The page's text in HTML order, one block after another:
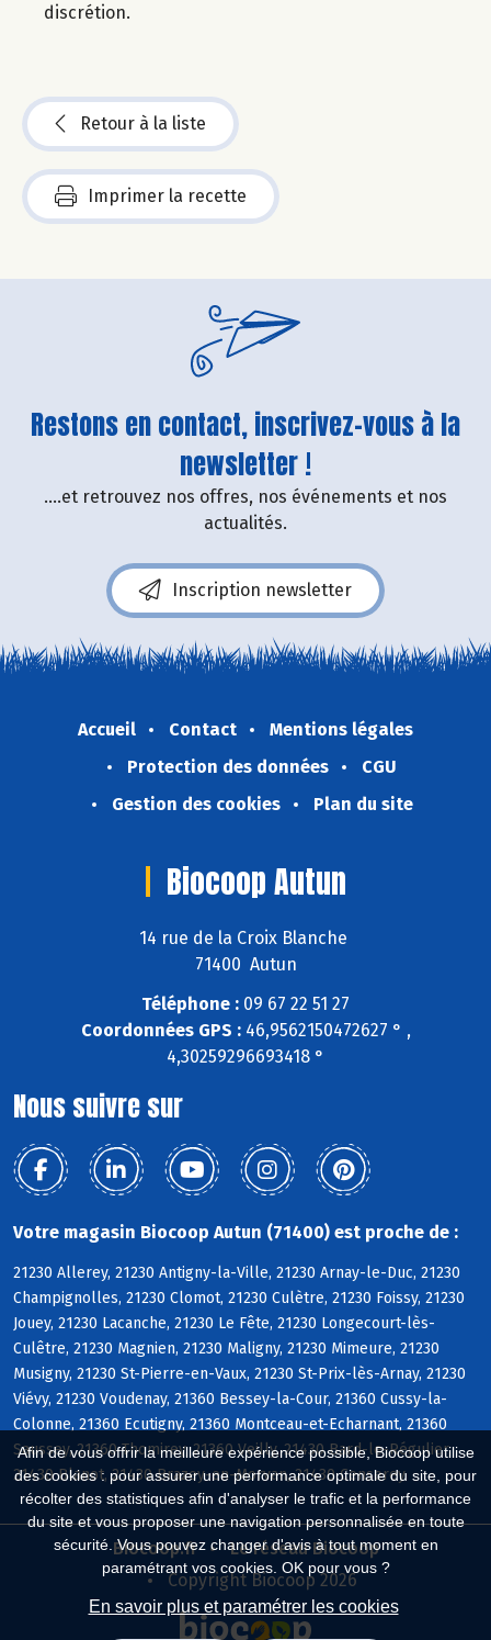
Afin de vous offrir la meilleure expérience possible, Biocoop utilise
des cookies : pour assurer une performance optimale du site, pour
récolter des statistiques afin d'analyser le trafic et la performance
du site et vous proposer une navigation personnalisée en toute
sécurité. Vous pouvez changer d'avis à tout moment en
paramétrant vos cookies. OK pour vous ?
En savoir plus et paramétrer les cookies
discrétion.
Retour à la liste
Imprimer la recette
Restons en contact, inscrivez-vous à la
newsletter !
....et retrouvez nos offres, nos événements et nos
actualités.
Inscription newsletter
Accueil Contact
Mentions légales
Protection des données
CGU
Gestion des cookies
Plan du site
Biocoop Autun
14 rue de la Croix Blanche
71400 Autun
Téléphone : 09 67 22 51 27
Coordonnées GPS :46,9562150472627 ° ,
4,30259296693418 °
Nous suivre sur
Votre magasin Biocoop Autun (71400) est proche de :
21230 Allerey, 21230 Antigny-la-Ville, 21230 Arnay-le-Duc, 21230
Champignolles, 21230 Clomot, 21230 Culètre, 21230 Foissy, 21230
Jouey, 21230 Lacanche, 21230 Le Fête, 21230 Longecourt-lès-
Culêtre, 21230 Magnien, 21230 Maligny, 21230 Mimeure, 21230
Musigny, 21230 St-Pierre-en-Vaux, 21230 St-Prix-lès-Arnay, 21230
Viévy, 21230 Voudenay, 21360 Bessey-la-Cour, 21360 Cussy-la-
Colonne, 21360 Ecutigny, 21360 Montceau-et-Echarnant, 21360
Saussey, 21360 Thomirey, 21360 Veilly, 21430 Bard-le-Régulier,
21430 Blanot, 21430 Brazey-en-Morvan, 21430 Censerey
Biocoop.fr
Le réseau Biocoop
Copyright Biocoop 2026